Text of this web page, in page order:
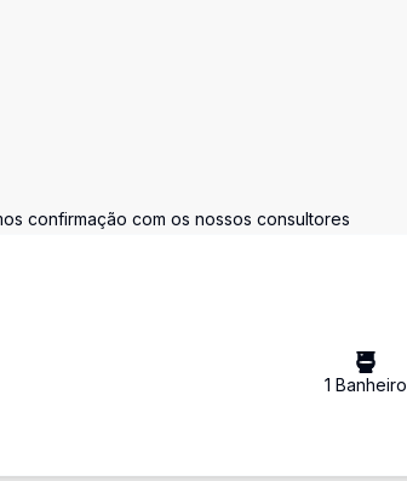
confirmação com os nossos consultores
1 Banheiro